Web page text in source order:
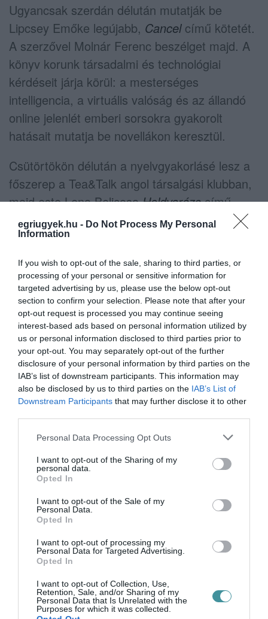
egriugyek.hu - Do Not Process My Personal
Information
If you wish to opt-out of the sale, sharing to third parties, or
processing of your personal or sensitive information for
targeted advertising by us, please use the below opt-out
section to confirm your selection. Please note that after your
opt-out request is processed you may continue seeing
interest-based ads based on personal information utilized by
us or personal information disclosed to third parties prior to
your opt-out. You may separately opt-out of the further
disclosure of your personal information by third parties on the
IAB’s list of downstream participants. This information may
also be disclosed by us to third parties on the IAB’s List of
Downstream Participants that may further disclose it to other
Please note that this website/app uses one or more Google
not limited to your visit or usage behaviour. You may click to
grant or deny consent to Google and its third-party tags to
use your data for below specified purposes in below Google
consent section.
Personal Data Processing Opt Outs
I want to opt-out of the Sharing of my
personal data.
Opted In
I want to opt-out of the Sale of my
Personal Data.
Opted In
I want to opt-out of processing my
Personal Data for Targeted Advertising.
Opted In
I want to opt-out of Collection, Use,
Retention, Sale, and/or Sharing of my
Personal Data that Is Unrelated with the
Purposes for which it was collected.
Ugyancsak szerdán délután mutatják be
Lipcsey Emőke legújabb, Cancelcímű kötetét.
A szerzővel Molnár Ferenc beszélget majd. A
könyv korunk társadalmi és technológiai
kérdéseit járja körül: a mesterséges
intelligencia, a virtuális valóság és az állandó
online jelenlét emberi sorsokra gyakorolt
hatásait mutatja be novellákon keresztül.
Csütörtökön délután a nyelvgyakorlásé lesz a
főszerep a Tea&Talk angol társalgási klubban,
majd esteLena Belicosa Holdvarázscímű
kötetének bemutatóját rendezik meg. A könyv
misztikus történeteket és különleges emberi
spirituális elemekkel átszőve.
A heti programsorozat pénteken társasjáték
klubbal zárul, ahol a közösségi játéké és a
kikapcsolódásé lesz a főszerep.
A részletes programok és további információk
elérhetők aBródy Sándor Könyvtár hivatalos
oldalán.
Ne maradjon le a legfrissebb hírekről, kövessen
bennünket az EGRI ÜGYEK Google Hírek oldalán!
VISSZA A FŐOLDALRA